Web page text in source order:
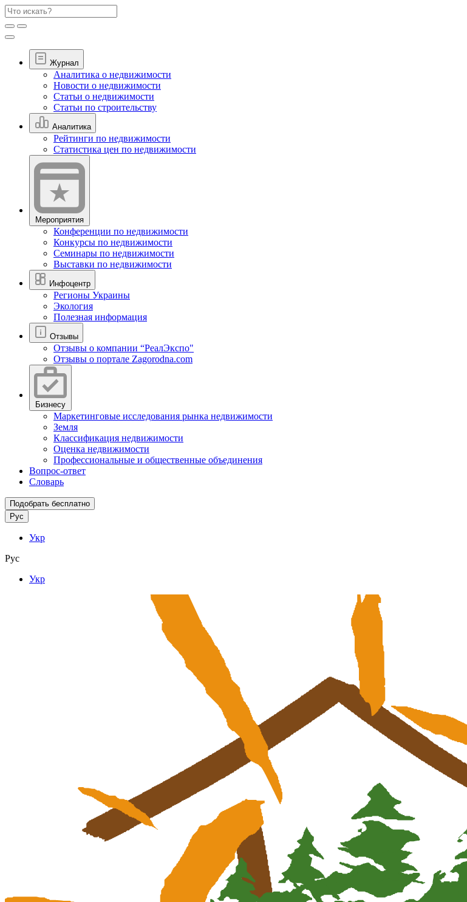
Журнал
Аналитика о недвижимости
Новости о недвижимости
Статьи о недвижимости
Статьи по строительству
Аналитика
Рейтинги по недвижимости
Статистика цен по недвижимости
Мероприятия
Конференции по недвижимости
Конкурсы по недвижимости
Семинары по недвижимости
Выставки по недвижимости
Инфоцентр
Регионы Украины
Экология
Полезная информация
Отзывы
Отзывы о компании “РеалЭкспо"
Отзывы о портале Zagorodna.com
Бизнесу
Маркетинговые исследования рынка недвижимости
Земля
Классификация недвижимости
Оценка недвижимости
Профессиональные и общественные объединения
Вопрос-ответ
Словарь
Подобрать бесплатно
Рус
Укр
Рус
Укр